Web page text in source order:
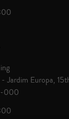
Jardim Europa,
000